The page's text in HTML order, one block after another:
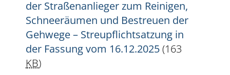
der Straßenanlieger zum Reinigen,
Schneeräumen und Bestreuen der
Gehwege – Streupflichtsatzung in
der Fassung vom 16.12.2025(163
KB)